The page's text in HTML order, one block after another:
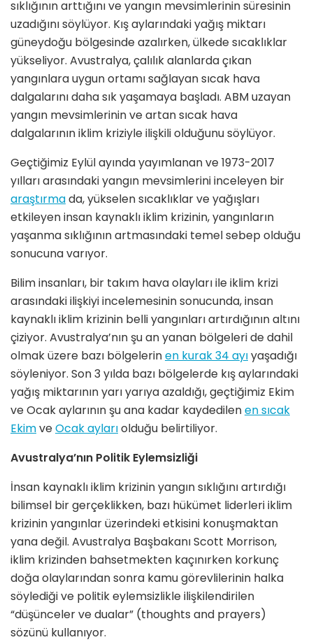
sıklığının arttığını ve yangın mevsimlerinin süresinin
uzadığını söylüyor. Kış aylarındaki yağış miktarı
güneydoğu bölgesinde azalırken, ülkede sıcaklıklar
yükseliyor. Avustralya, çalılık alanlarda çıkan
yangınlara uygun ortamı sağlayan sıcak hava
dalgalarını daha sık yaşamaya başladı. ABM uzayan
yangın mevsimlerinin ve artan sıcak hava
dalgalarının iklim kriziyle ilişkili olduğunu söylüyor.
Geçtiğimiz Eylül ayında yayımlanan ve 1973-2017
yılları arasındaki yangın mevsimlerini inceleyen bir
araştırmada, yükselen sıcaklıklar ve yağışları
etkileyen insan kaynaklı iklim krizinin, yangınların
yaşanma sıklığının artmasındaki temel sebep olduğu
sonucuna varıyor.
Bilim insanları, bir takım hava olayları ile iklim krizi
arasındaki ilişkiyi incelemesinin sonucunda, insan
kaynaklı iklim krizinin belli yangınları artırdığının altını
çiziyor. Avustralya’nın şu an yanan bölgeleri de dahil
olmak üzere bazı bölgelerinen kurak 34 ayıyaşadığı
söyleniyor. Son 3 yılda bazı bölgelerde kış aylarındaki
yağış miktarının yarı yarıya azaldığı, geçtiğimiz Ekim
ve Ocak aylarının şu ana kadar kaydedilenen sıcak
EkimveOcak aylarıolduğu belirtiliyor.
Avustralya’nın Politik Eylemsizliği
İnsan kaynaklı iklim krizinin yangın sıklığını artırdığı
bilimsel bir gerçeklikken, bazı hükümet liderleri iklim
krizinin yangınlar üzerindeki etkisini konuşmaktan
yana değil. Avustralya Başbakanı Scott Morrison,
iklim krizinden bahsetmekten kaçınırken korkunç
doğa olaylarından sonra kamu görevlilerinin halka
söylediği ve politik eylemsizlikle ilişkilendirilen
“düşünceler ve dualar” (thoughts and prayers)
sözünü kullanıyor.